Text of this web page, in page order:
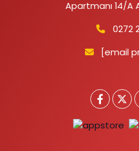
Apartmanı 14/A
0272
[email